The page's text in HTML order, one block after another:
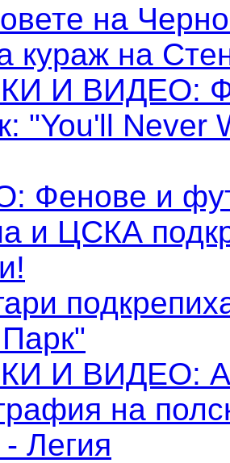
на
кураж на
И ВИДЕО:
"You'll Never
Фенове и
и ЦСКА
И ВИДЕО:
на
Легия